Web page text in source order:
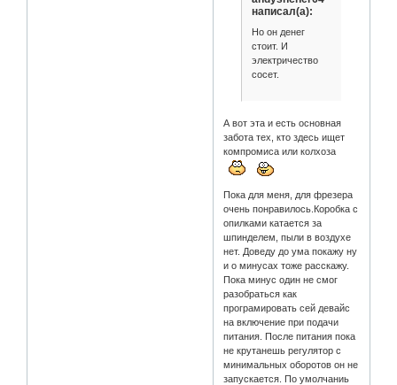
написал(а):
Но он денег
стоит. И
электричество
сосет.
А вот эта и есть основная
забота тех, кто здесь ищет
компромиса или колхоза
Пока для меня, для фрезера
очень понравилось.Коробка с
опилками катается за
шпинделем, пыли в воздухе
нет. Доведу до ума покажу ну
и о минусах тоже расскажу.
Пока минус один не смог
разобраться как
програмировать сей девайс
на включение при подачи
питания. После питания пока
не крутанешь регулятор с
минимальных оборотов он не
запускается. По умолчаниь